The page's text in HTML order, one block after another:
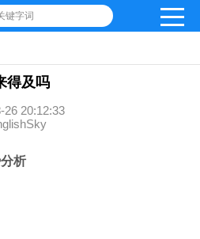
键字词
得及吗
26 20:12:33
析